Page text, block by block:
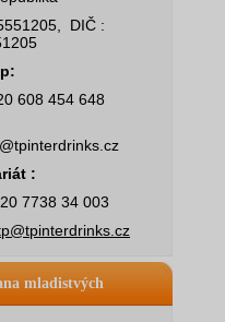
DIČ :
608 454 648
:
7738 34 003
mladistvých